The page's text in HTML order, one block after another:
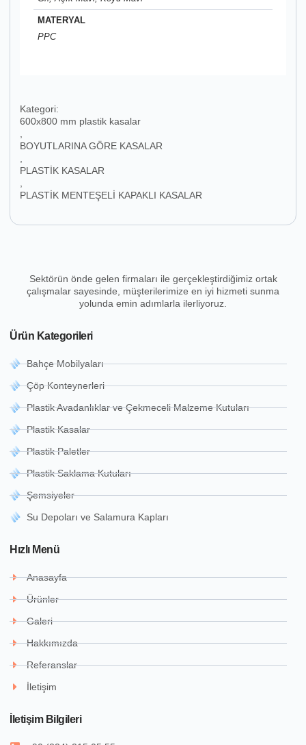
MATERYAL
PPC
Kategori:
600x800 mm plastik kasalar
BOYUTLARINA GÖRE KASALAR
PLASTİK KASALAR
PLASTİK MENTEŞELİ KAPAKLI KASALAR
Sektörün önde gelen firmaları ile gerçekleştirdiğimiz ortak
çalışmalar sayesinde, müşterilerimize en iyi hizmeti sunma
yolunda emin adımlarla ilerliyoruz.
Ürün Kategorileri
Bahçe Mobilyaları
Çöp Konteynerleri
Plastik Avadanlıklar ve Çekmeceli Malzeme Kutuları
Plastik Kasalar
Plastik Paletler
Plastik Saklama Kutuları
Şemsiyeler
Su Depoları ve Salamura Kapları
Hızlı Menü
Anasayfa
Ürünler
Galeri
Hakkımızda
Referanslar
İletişim
İletişim Bilgileri